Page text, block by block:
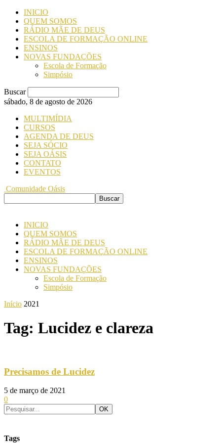
INICIO
QUEM SOMOS
RÁDIO MÃE DE DEUS
ESCOLA DE FORMAÇÃO ONLINE
ENSINOS
NOVAS FUNDAÇÕES
Escola de Formação
Simpósio
Buscar
sábado, 8 de agosto de 2026
MULTIMÍDIA
CURSOS
AGENDA DE DEUS
SEJA SÓCIO
SEJA OÁSIS
CONTATO
EVENTOS
Comunidade Oásis
INICIO
QUEM SOMOS
RÁDIO MÃE DE DEUS
ESCOLA DE FORMAÇÃO ONLINE
ENSINOS
NOVAS FUNDAÇÕES
Escola de Formação
Simpósio
Início 2021
Tag: Lucidez e clareza
Precisamos de Lucidez
5 de março de 2021
0
Tags